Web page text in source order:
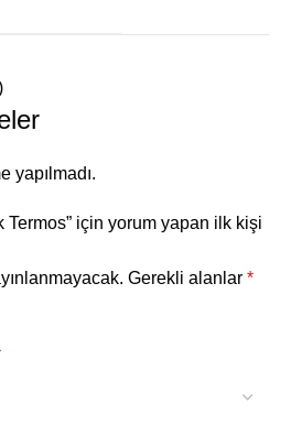
yapılmadı.
Termos” için yorum yapan ilk kişi
Gerekli alanlar *